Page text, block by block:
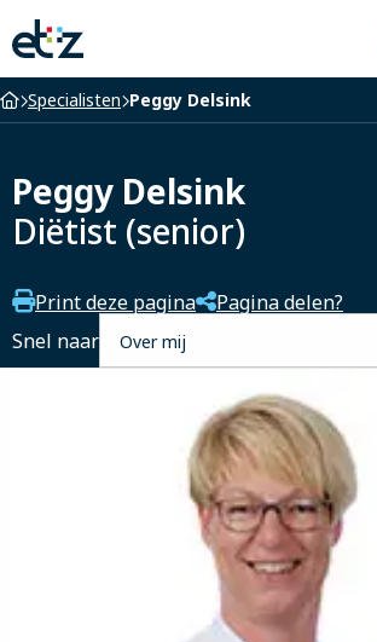
Elisabeth-
TweeSteden
Ziekenhuis
Home
Specialisten Peggy Delsink
Peggy Delsink
Diëtist (senior)
Print deze pagina
Pagina delen?
Snel naar